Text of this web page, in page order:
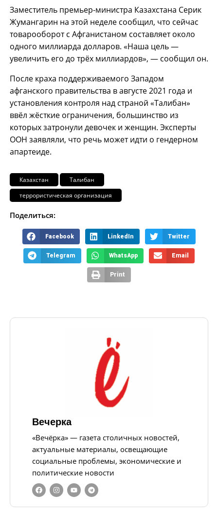
Заместитель премьер-министра Казахстана Серик
Жумангарин на этой неделе сообщил, что сейчас
товарооборот с Афганистаном составляет около
одного миллиарда долларов. «Наша цель —
увеличить его до трёх миллиардов», — сообщил он.
После краха поддерживаемого Западом
афганского правительства в августе 2021 года и
установления контроля над страной «Талибан»
ввёл жёсткие ограничения, большинство из
которых затронули девочек и женщин. Эксперты
ООН заявляли, что речь может идти о гендерном
апартеиде.
Казахстан
Талибан
террористическая организация
Поделиться:
Facebook LinkedIn Twitter
Telegram WhatsApp Email
Print
Вечерка
«Вечёрка» — газета столичных новостей,
актуальные материалы, освещающие
социальные проблемы, экономические и
политические новости